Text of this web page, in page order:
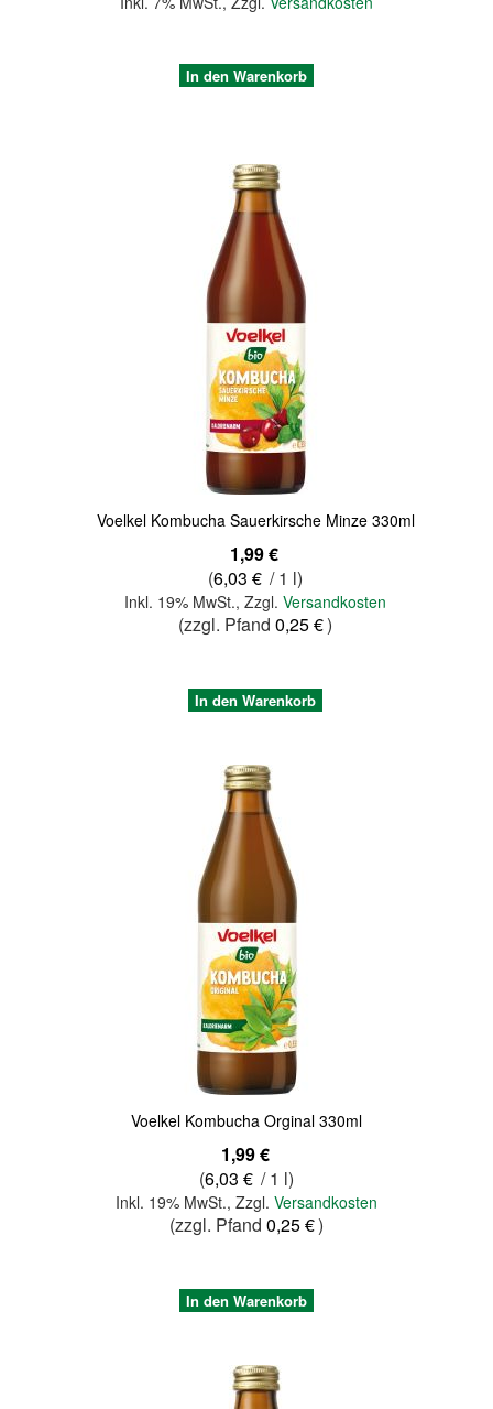
In den Warenkorb
Voelkel Kombucha Sauerkirsche Minze 330ml
1,99 €
(6,03 € / 1 l)
Inkl. 19% MwSt.,Zzgl.Versandkosten
(zzgl. Pfand0,25 €)
In den Warenkorb
Voelkel Kombucha Orginal 330ml
1,99 €
(6,03 € / 1 l)
Inkl. 19% MwSt., Zzgl. Versandkosten
(zzgl. Pfand 0,25 €)
In den Warenkorb